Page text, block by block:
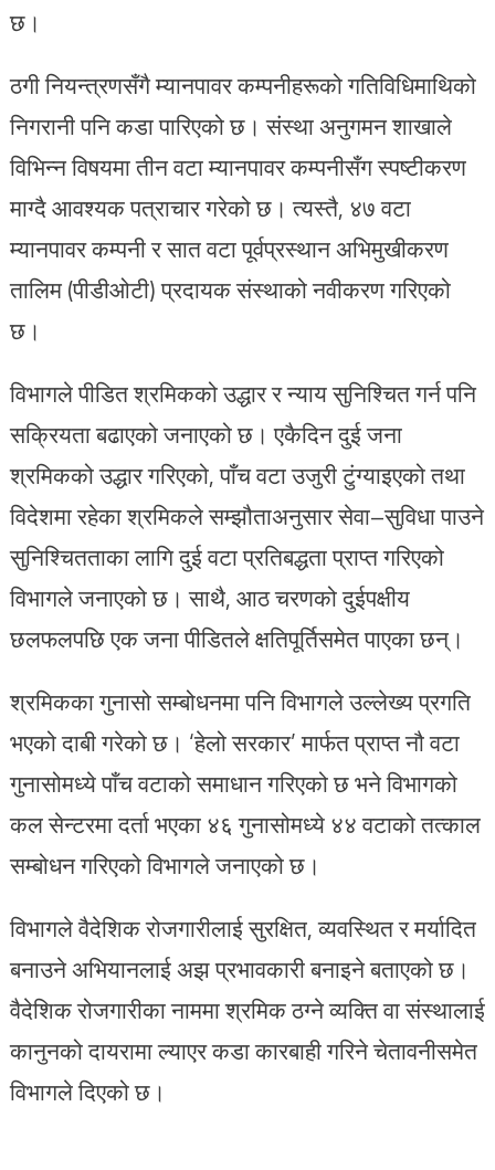
छ।
ठगी नियन्त्रणसँगै म्यानपावर कम्पनीहरूको गतिविधिमाथिको
निगरानी पनि कडा पारिएको छ। संस्था अनुगमन शाखाले
विभिन्न विषयमा तीन वटा म्यानपावर कम्पनीसँग स्पष्टीकरण
माग्दै आवश्यक पत्राचार गरेको छ। त्यस्तै, ४७ वटा
म्यानपावर कम्पनी र सात वटा पूर्वप्रस्थान अभिमुखीकरण
तालिम (पीडीओटी) प्रदायक संस्थाको नवीकरण गरिएको
छ।
विभागले पीडित श्रमिकको उद्धार र न्याय सुनिश्चित गर्न पनि
सक्रियता बढाएको जनाएको छ। एकैदिन दुई जना
श्रमिकको उद्धार गरिएको, पाँच वटा उजुरी टुंग्याइएको तथा
विदेशमा रहेका श्रमिकले सम्झौताअनुसार सेवा–सुविधा पाउने
सुनिश्चितताका लागि दुई वटा प्रतिबद्धता प्राप्त गरिएको
विभागले जनाएको छ। साथै, आठ चरणको दुईपक्षीय
छलफलपछि एक जना पीडितले क्षतिपूर्तिसमेत पाएका छन्।
श्रमिकका गुनासो सम्बोधनमा पनि विभागले उल्लेख्य प्रगति
भएको दाबी गरेको छ। ‘हेलो सरकार’ मार्फत प्राप्त नौ वटा
गुनासोमध्ये पाँच वटाको समाधान गरिएको छ भने विभागको
कल सेन्टरमा दर्ता भएका ४६ गुनासोमध्ये ४४ वटाको तत्काल
सम्बोधन गरिएको विभागले जनाएको छ।
विभागले वैदेशिक रोजगारीलाई सुरक्षित, व्यवस्थित र मर्यादित
बनाउने अभियानलाई अझ प्रभावकारी बनाइने बताएको छ।
वैदेशिक रोजगारीका नाममा श्रमिक ठग्ने व्यक्ति वा संस्थालाई
कानुनको दायरामा ल्याएर कडा कारबाही गरिने चेतावनीसमेत
विभागले दिएको छ।